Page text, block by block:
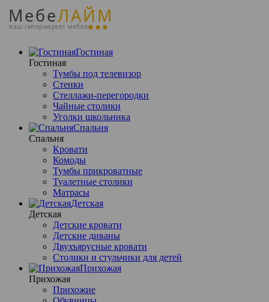
МебеЛАЙМ
ваш гипермаркет мебели
Гостиная
Гостиная
Тумбы под телевизор
Стенки
Стеллажи-перегородки
Чайные столики
Уголки школьника
Спальня
Спальня
Кровати
Комоды
Тумбы прикроватные
Туалетные столики
Матрасы
Детская
Детская
Детские кровати
Детские диваны
Двухъярусные кровати
Столики и стульчики для детей
Прихожая
Прихожая
Прихожие